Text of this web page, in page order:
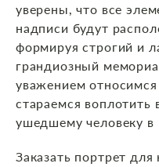
уверены, что все
надписи будут
формируя строгий и
грандиозный
уважением
стараемся
ушедшему человеку в
Заказать портрет